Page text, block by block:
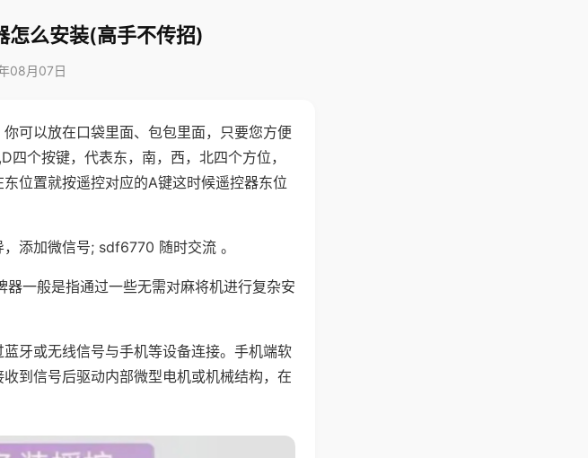
怎么安装(高手不传招)
08月07日
可以放在口袋里面、包包里面，只要您方便
个按键，代表东，南，西，北四个方位，
位置就按遥控对应的A键这时候遥控器东位
添加微信号; sdf6770 随时交流 。
一般是指通过一些无需对麻将机进行复杂安
牙或无线信号与手机等设备连接。手机端软
到信号后驱动内部微型电机或机械结构，在